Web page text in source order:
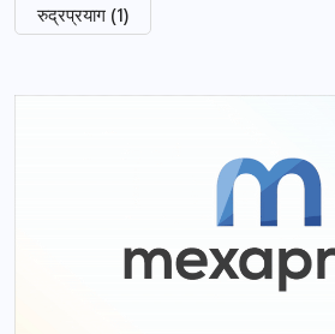
रुद्रप्रयाग (1)